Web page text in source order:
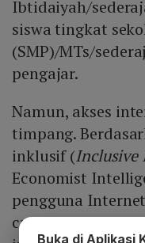
Ibtidaiyah/
siswa tingkat
(SMP)/MTs/
pengajar.
Namun, akses
timpang.
inklusif (Inclusive
Economist
pengguna
cukup luas.
Buka di Aplikasi